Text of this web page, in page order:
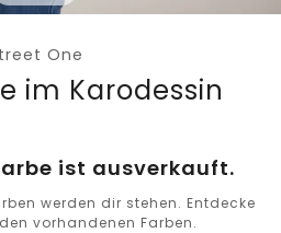
One
im Karodessin
ist ausverkauft.
werden dir stehen. Entdecke
vorhandenen Farben.